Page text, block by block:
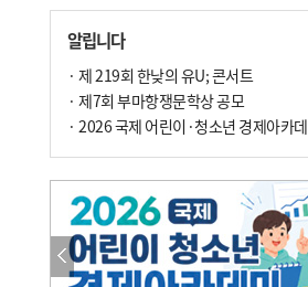
팩트체크[전체보기]
의령 한우산 털중나리
한 손 뉴스[전체보기]
알립니다
· 제 219회 한낮의 유U; 콘서트
· 제7회 부마항쟁문학상 공모
· 2026 국제 어린이·청소년 경제아카